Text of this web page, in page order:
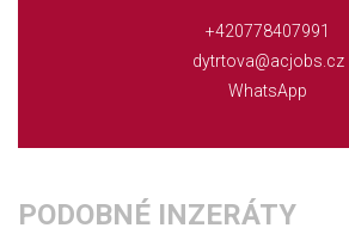
+420778407991
dytrtova@acjobs.cz
WhatsApp
PODOBNÉ INZERÁTY